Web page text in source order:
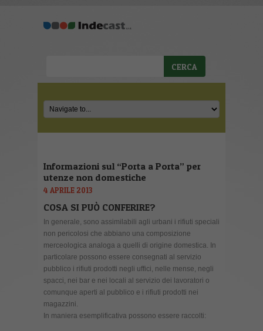
Informazioni sul “Porta a Porta” per
utenze non domestiche
4 APRILE 2013
COSA SI PUÒ CONFERIRE?
In generale, sono assimilabili agli urbani i rifiuti speciali
non pericolosi che abbiano una composizione
merceologica analoga a quelli di origine domestica. In
particolare possono essere consegnati al servizio
pubblico i rifiuti prodotti negli uffici, nelle mense, negli
spacci, nei bar e nei locali al servizio dei lavoratori o
comunque aperti al pubblico e i rifiuti prodotti nei
magazzini.
In maniera esemplificativa possono essere raccolti: